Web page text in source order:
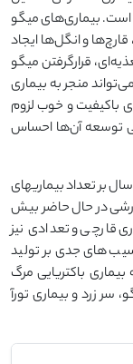
است. بیماری‌های میگو
و انگل‌ها ایجاد
قرارگرفتن میگو
منجر به بیماری
باکیفیت و خوب لزوم
توسعه آن‌ها احساس
بر تعداد بیماریهای
در حال حاضر بیش
4 بیماری باکتریایی، 3 بیماری قارچی و تعدادی نیز
های جدی بر تولید
باکتریایی مرگ
زرد و بیماری تورآ